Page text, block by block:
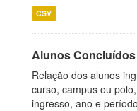
CSV
Alunos
Relação dos alunos
curso, campus ou
ingresso, ano e